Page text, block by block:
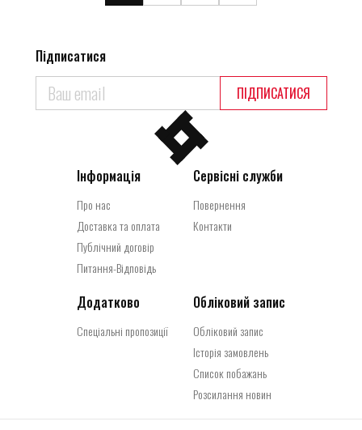
Інформація
Про нас
Доставка та оплата
Публічний договір
Питання-Відповідь
Сервісні служби
Повернення
Контакти
Додатково
Спеціальні пропозиції
Обліковий запис
Обліковий запис
Історія замовлень
Список побажань
Розсилання новин
Підписатися
ПІДПИСАТИСЯ